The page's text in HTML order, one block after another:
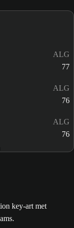
ALG
77
ALG
76
ALG
76